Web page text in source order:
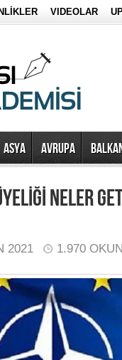
VIDEOLAR
ASYA AVRUPA
NELER
2021 1.970